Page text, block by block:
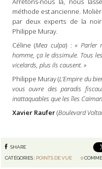
méthode est ancienne.
par deux experts de la
Philippe Muray.
Céline (Mea culpa) :« Parler
homme, ça le dissimule. Tous
vicelards, plus ils causent. »
Philippe Muray (L’Empire du
vous ouvre des paradis
inattaquables que les îles
Xavier Raufer(Boulevard
SHARE
CATÉGORIES : POINTS DE VUE 0